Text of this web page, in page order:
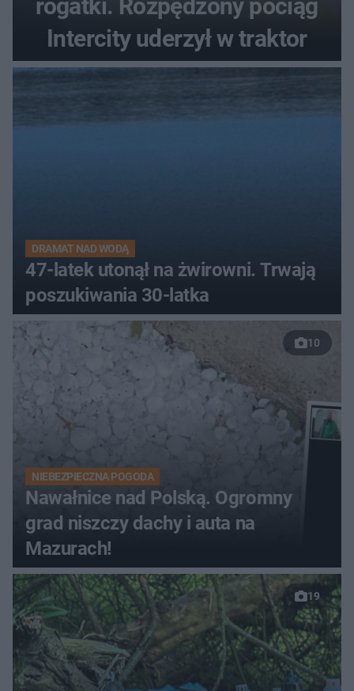
rogatki. Rozpędzony pociąg
Intercity uderzył w traktor
DRAMAT NAD WODĄ
47-latek utonął na żwirowni. Trwają
poszukiwania 30-latka
10
NIEBEZPIECZNA POGODA
Nawałnice nad Polską. Ogromny
grad niszczy dachy i auta na
Mazurach!
19